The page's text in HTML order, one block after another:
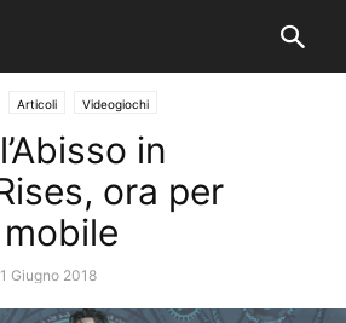
Articoli Videogiochi
in
ora per
Giugno 2018